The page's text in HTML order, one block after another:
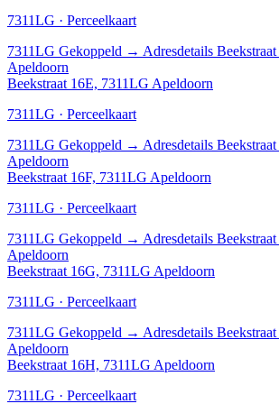
7311LG · Perceelkaart
7311LG Gekoppeld → Adresdetails
Apeldoorn
Beekstraat 16E, 7311LG Apeldoorn
7311LG · Perceelkaart
7311LG Gekoppeld → Adresdetails
Apeldoorn
Beekstraat 16F, 7311LG Apeldoorn
7311LG · Perceelkaart
7311LG Gekoppeld → Adresdetails
Apeldoorn
Beekstraat 16G, 7311LG Apeldoorn
7311LG · Perceelkaart
7311LG Gekoppeld → Adresdetails
Apeldoorn
Beekstraat 16H, 7311LG Apeldoorn
7311LG · Perceelkaart